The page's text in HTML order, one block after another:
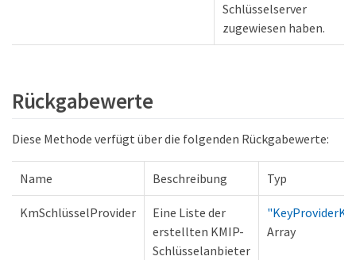
Schlüsselserver
zugewiesen haben.
Rückgabewerte
Diese Methode verfügt über die folgenden Rückgabewerte:
Name Beschreibung Typ
KmSchlüsselProvider
Eine Liste der
erstellten KMIP-
Schlüsselanbieter
Array